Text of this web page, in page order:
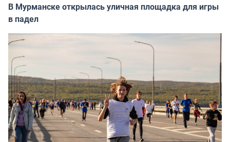
В Мурманске открылась уличная площадка для игры
в падел